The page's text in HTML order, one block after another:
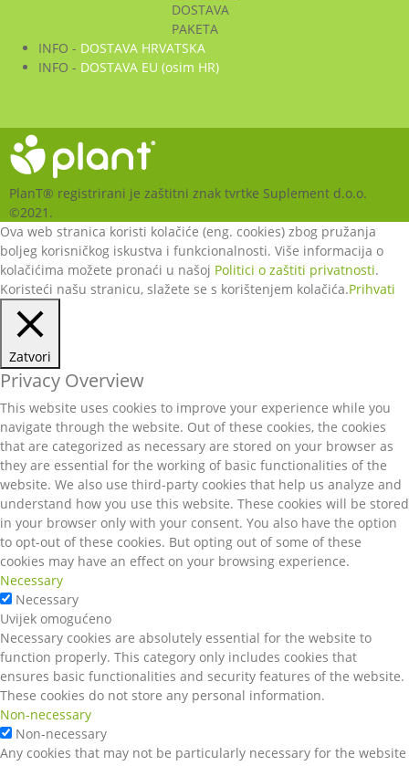
DOSTAVA
PAKETA
INFO - DOSTAVA HRVATSKA
INFO - DOSTAVA EU (osim HR)
PlanT® registrirani je zaštitni znak tvrtke Suplement d.o.o.
©2021.
Ova web stranica koristi kolačiće (eng. cookies) zbog pružanja
boljeg korisničkog iskustva i funkcionalnosti. Više informacija o
kolačićima možete pronaći u našoj Politici o zaštiti privatnosti.
Koristeći našu stranicu, slažete se s korištenjem kolačića.Prihvati
Zatvori
Privacy Overview
This website uses cookies to improve your experience while you
navigate through the website. Out of these cookies, the cookies
that are categorized as necessary are stored on your browser as
they are essential for the working of basic functionalities of the
website. We also use third-party cookies that help us analyze and
understand how you use this website. These cookies will be stored
in your browser only with your consent. You also have the option
to opt-out of these cookies. But opting out of some of these
cookies may have an effect on your browsing experience.
Necessary
Necessary
Uvijek omogućeno
Necessary cookies are absolutely essential for the website to
function properly. This category only includes cookies that
ensures basic functionalities and security features of the website.
These cookies do not store any personal information.
Non-necessary
Non-necessary
Any cookies that may not be particularly necessary for the website